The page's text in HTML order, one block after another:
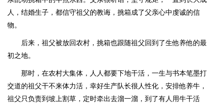
人，结婚生子，都信守祖父的教诲，挑箱成了父亲心中虔诚的信
物。
后来，祖父被放回农村，挑箱也跟随祖父回到了生他养他的最
初之地。
那时，在农村大集体，人人都要下地干活，一生与书本笔墨打
交道的祖父干不来体力活，幸好生产队长很人性化，安排他养牛，
祖父只负责到坡上割草，定时牵出去溜一溜，到了有人用牛干活